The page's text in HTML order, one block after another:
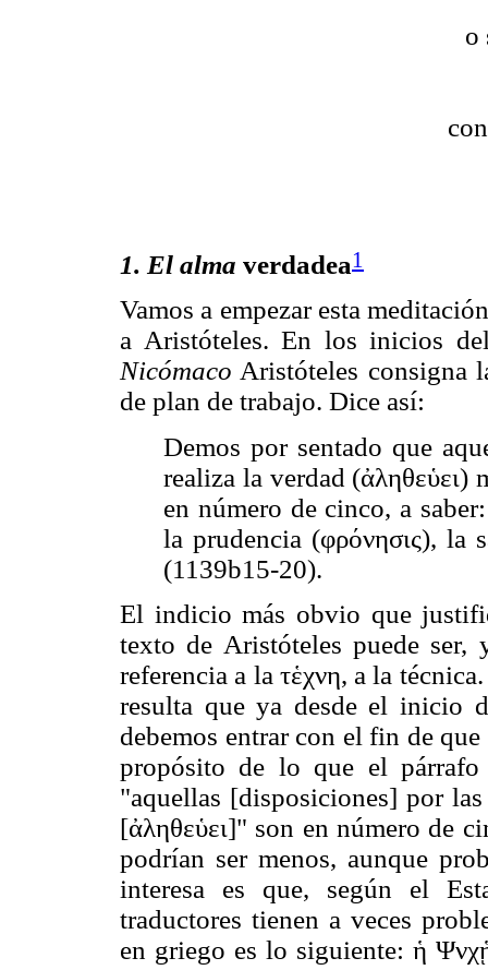
o
1. El alma verdadea1
Vamos a empezar esta
a Aristóteles. En los inicios
Nicómaco Aristóteles consigna
de plan de trabajo. Dice así:
Demos por sentado que
realiza la verdad
en número de cinco, a
la prudencia (φρόνησις), la
(1139b15-20).
El indicio más obvio que
texto de Aristóteles puede ser,
referencia a la τἑχνη, a la
resulta que ya desde el inicio
debemos entrar con el fin de
propósito de lo que el párrafo
"aquellas [disposiciones] por
[ἀληθεὑει]" son en número de
podrían ser menos, aunque
interesa es que, según el
traductores tienen a veces
en griego es lo siguiente: ἡ